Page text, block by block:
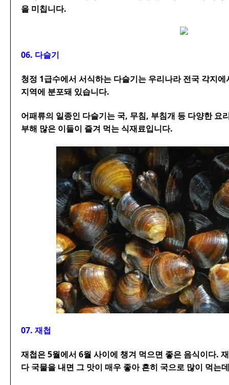
을 미칩니다.
06. 다슬기
청정 1급수에서 서식하는 다슬기는 우리나라 전국 각지
지역에 분포돼 있습니다.
어패류의 일종인 다슬기는 국, 무침, 부침개 등 다양한 요
부해 많은 이들이 즐겨 먹는 식재료입니다.
07. 재첩
재첩은 5월에서 6월 사이에 챙겨 먹으면 좋은 음식이다.
다 국물을 내면 그 맛이 매우 좋아 흔히 국으로 많이 먹는